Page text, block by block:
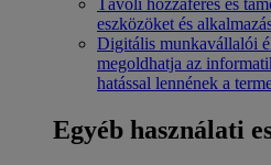
Távoli hozzáférés és
eszközöket és
Digitális munkavállalói
megoldhatja az
hatással lennének a
Egyéb használati